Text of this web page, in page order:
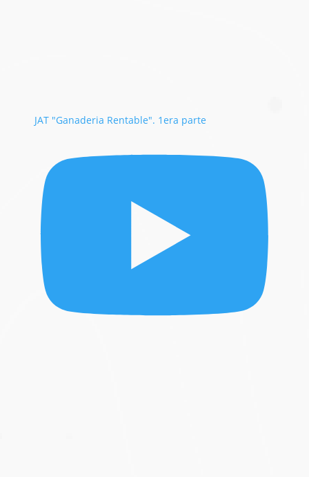
JAT "Ganaderia Rentable". 1era parte